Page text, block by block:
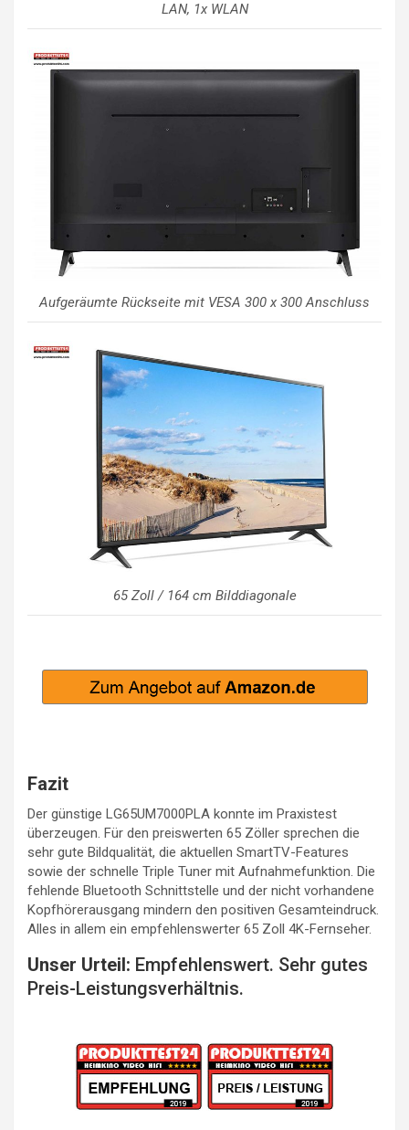
LAN, 1x WLAN
Aufgeräumte Rückseite mit VESA 300 x 300 Anschluss
65 Zoll / 164 cm Bilddiagonale
Fazit
Der günstige LG65UM7000PLA konnte im Praxistest
überzeugen. Für den preiswerten 65 Zöller sprechen die
sehr gute Bildqualität, die aktuellen SmartTV-Features
sowie der schnelle Triple Tuner mit Aufnahmefunktion. Die
fehlende Bluetooth Schnittstelle und der nicht vorhandene
Kopfhörerausgang mindern den positiven Gesamteindruck.
Alles in allem ein empfehlenswerter 65 Zoll 4K-Fernseher.
Unser Urteil: Empfehlenswert. Sehr gutes
Preis-Leistungsverhältnis.